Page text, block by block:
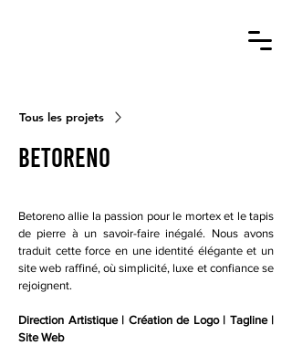
Tous les projets
Betoreno
Betoreno allie la passion pour le mortex et le tapis
de pierre à un savoir-faire inégalé. Nous avons
traduit cette force en une identité élégante et un
site web raffiné, où simplicité, luxe et confiance se
rejoignent.
Direction Artistique | Création de Logo | Tagline |
Site Web